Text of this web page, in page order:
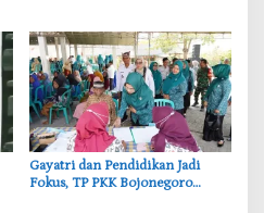
‎Gayatri dan Pendidikan Jadi
Fokus, TP PKK Bojonegoro